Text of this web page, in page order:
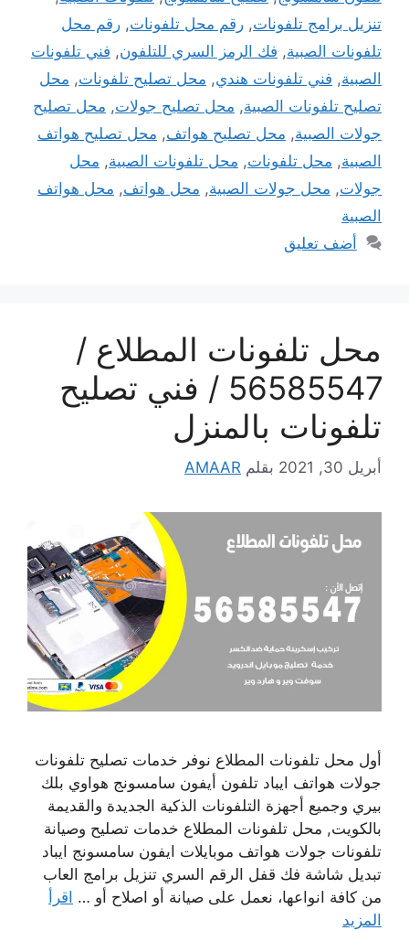
تنزيل برامج تلفونات, رقم محل تلفونات, رقم محل
تلفونات الصبية, فك الرمز السري للتلفون, فني تلفونات
الصبية, فني تلفونات هندي, محل تصليح تلفونات, محل
تصليح تلفونات الصبية, محل تصليح جولات, محل تصليح
جولات الصبية, محل تصليح هواتف, محل تصليح هواتف
الصبية, محل تلفونات, محل تلفونات الصبية, محل
جولات, محل جولات الصبية, محل هواتف, محل هواتف
الصبية
أضف تعليق
محل تلفونات المطلاع /
56585547 / فني تصليح
تلفونات بالمنزل
أبريل 30, 2021 بقلم AMAAR
أول محل تلفونات المطلاع نوفر خدمات تصليح تلفونات
جولات هواتف ايباد تلفون أيفون سامسونج هواوي بلك
بيري وجميع أجهزة التلفونات الذكية الجديدة والقديمة
بالكويت, محل تلفونات المطلاع خدمات تصليح وصيانة
تلفونات جولات هواتف موبايلات ايفون سامسونج ايباد
تبديل شاشة فك قفل الرقم السري تنزيل برامج العاب
من كافة انواعها، نعمل على صيانة أو اصلاح أو … اقرأ
المزيد